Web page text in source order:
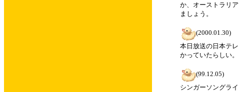
か、オーストラリ
ましょう。
(2000.01.30)
本日放送の日本テレ
かっていたらしい。
(99.12.05)
シンガーソングラ